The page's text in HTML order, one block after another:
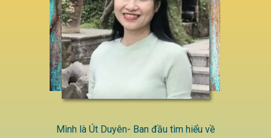
Mình là Út Duyên- Ban đầu tìm hiểu về